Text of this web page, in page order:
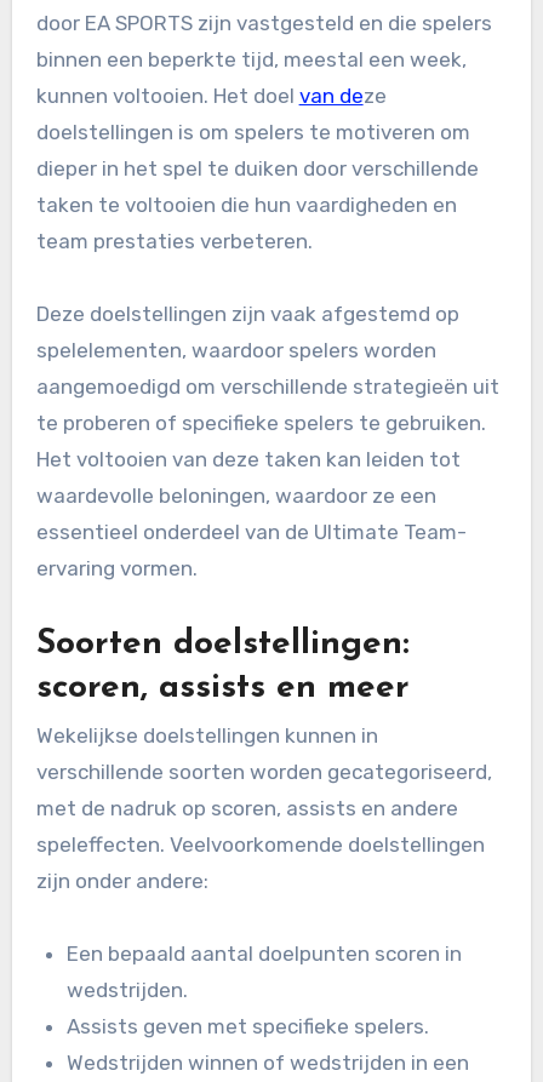
door EA SPORTS zijn vastgesteld en die spelers
binnen een beperkte tijd, meestal een week,
kunnen voltooien. Het doel van deze
doelstellingen is om spelers te motiveren om
dieper in het spel te duiken door verschillende
taken te voltooien die hun vaardigheden en
team prestaties verbeteren.
Deze doelstellingen zijn vaak afgestemd op
spelelementen, waardoor spelers worden
aangemoedigd om verschillende strategieën uit
te proberen of specifieke spelers te gebruiken.
Het voltooien van deze taken kan leiden tot
waardevolle beloningen, waardoor ze een
essentieel onderdeel van de Ultimate Team-
ervaring vormen.
Soorten doelstellingen:
scoren, assists en meer
Wekelijkse doelstellingen kunnen in
verschillende soorten worden gecategoriseerd,
met de nadruk op scoren, assists en andere
speleffecten. Veelvoorkomende doelstellingen
zijn onder andere:
Een bepaald aantal doelpunten scoren in
wedstrijden.
Assists geven met specifieke spelers.
Wedstrijden winnen of wedstrijden in een